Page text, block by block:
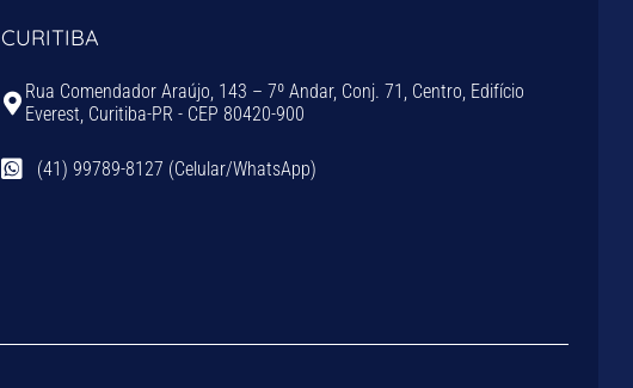
CURITIBA
Rua Comendador Araújo, 143 – 7º Andar, Conj. 71, Centro, Edifício
Everest, Curitiba-PR - CEP 80420-900
(41) 99789-8127 (Celular/WhatsApp)